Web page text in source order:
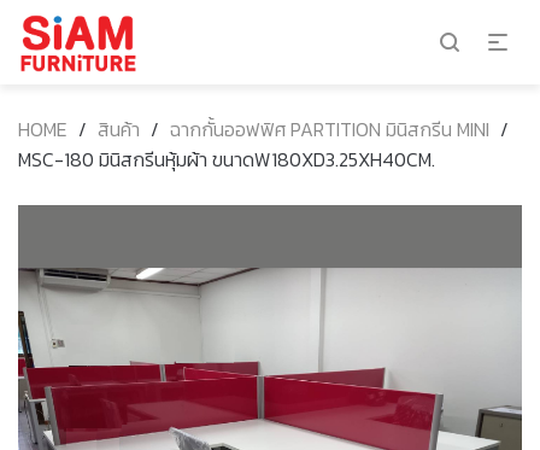
HOME / สินค้า / ฉากกั้นออฟฟิศ PARTITION มินิสกรีน MINI /
MSC-180 มินิสกรีนหุ้มผ้า ขนาดW180XD3.25XH40CM.